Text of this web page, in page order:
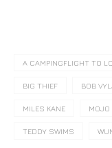
A CAMPINGFLIGHT TO
BIG THIEF BOB
MILES KANE MOJO
TEDDY SWIMS